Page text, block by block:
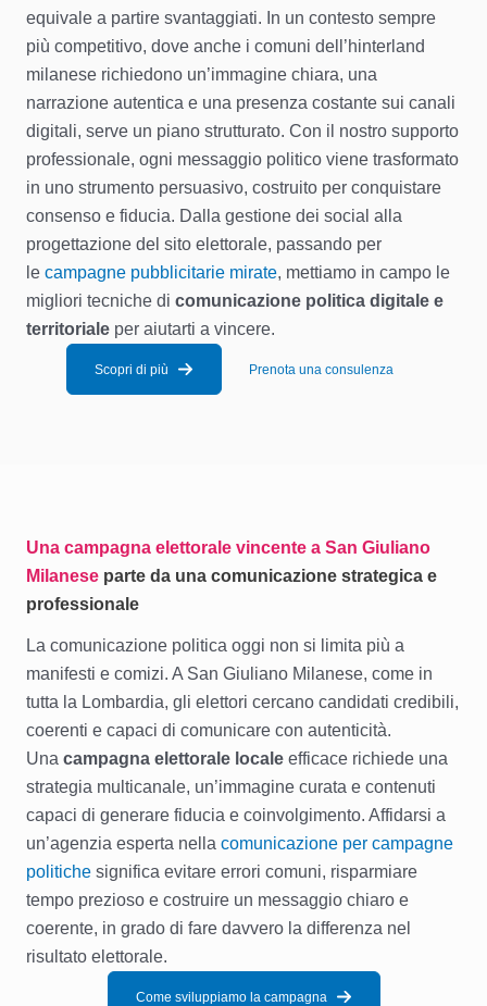
equivale a partire svantaggiati. In un contesto sempre
più competitivo, dove anche i comuni dell’hinterland
milanese richiedono un’immagine chiara, una
narrazione autentica e una presenza costante sui canali
digitali, serve un piano strutturato. Con il nostro supporto
professionale, ogni messaggio politico viene trasformato
in uno strumento persuasivo, costruito per conquistare
consenso e fiducia. Dalla gestione dei social alla
progettazione del sito elettorale, passando per
le campagne pubblicitarie mirate, mettiamo in campo le
migliori tecniche di comunicazione politica digitale e
territoriale per aiutarti a vincere.
Scopri di più Prenota una consulenza
Una campagna elettorale vincente a San Giuliano
Milanese parte da una comunicazione strategica e
professionale
La comunicazione politica oggi non si limita più a
manifesti e comizi. A San Giuliano Milanese, come in
tutta la Lombardia, gli elettori cercano candidati credibili,
coerenti e capaci di comunicare con autenticità.
Una campagna elettorale locale efficace richiede una
strategia multicanale, un’immagine curata e contenuti
capaci di generare fiducia e coinvolgimento. Affidarsi a
un’agenzia esperta nella comunicazione per campagne
politiche significa evitare errori comuni, risparmiare
tempo prezioso e costruire un messaggio chiaro e
coerente, in grado di fare davvero la differenza nel
risultato elettorale.
Come sviluppiamo la campagna